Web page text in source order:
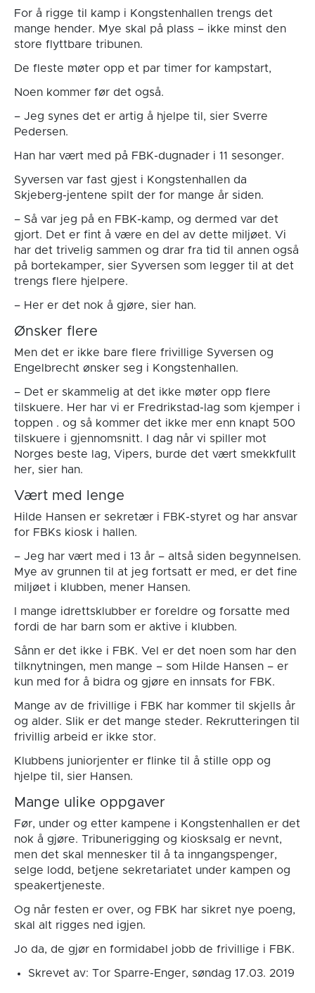
For å rigge til kamp i Kongstenhallen trengs det
mange hender. Mye skal på plass – ikke minst den
store flyttbare tribunen.
De fleste møter opp et par timer for kampstart,
Noen kommer før det også.
– Jeg synes det er artig å hjelpe til, sier Sverre
Pedersen.
Han har vært med på FBK-dugnader i 11 sesonger.
Syversen var fast gjest i Kongstenhallen da
Skjeberg-jentene spilt der for mange år siden.
– Så var jeg på en FBK-kamp, og dermed var det
gjort. Det er fint å være en del av dette miljøet. Vi
har det trivelig sammen og drar fra tid til annen også
på bortekamper, sier Syversen som legger til at det
trengs flere hjelpere.
– Her er det nok å gjøre, sier han.
Ønsker flere
Men det er ikke bare flere frivillige Syversen og
Engelbrecht ønsker seg i Kongstenhallen.
– Det er skammelig at det ikke møter opp flere
tilskuere. Her har vi er Fredrikstad-lag som kjemper i
toppen . og så kommer det ikke mer enn knapt 500
tilskuere i gjennomsnitt. I dag når vi spiller mot
Norges beste lag, Vipers, burde det vært smekkfullt
her, sier han.
Vært med lenge
Hilde Hansen er sekretær i FBK-styret og har ansvar
for FBKs kiosk i hallen.
– Jeg har vært med i 13 år – altså siden begynnelsen.
Mye av grunnen til at jeg fortsatt er med, er det fine
miljøet i klubben, mener Hansen.
I mange idrettsklubber er foreldre og forsatte med
fordi de har barn som er aktive i klubben.
Sånn er det ikke i FBK. Vel er det noen som har den
tilknytningen, men mange – som Hilde Hansen – er
kun med for å bidra og gjøre en innsats for FBK.
Mange av de frivillige i FBK har kommer til skjells år
og alder. Slik er det mange steder. Rekrutteringen til
frivillig arbeid er ikke stor.
Klubbens juniorjenter er flinke til å stille opp og
hjelpe til, sier Hansen.
Mange ulike oppgaver
Før, under og etter kampene i Kongstenhallen er det
nok å gjøre. Tribunerigging og kiosksalg er nevnt,
men det skal mennesker til å ta inngangspenger,
selge lodd, betjene sekretariatet under kampen og
speakertjeneste.
Og når festen er over, og FBK har sikret nye poeng,
skal alt rigges ned igjen.
Jo da, de gjør en formidabel jobb de frivillige i FBK.
Skrevet av: Tor Sparre-Enger, søndag 17.03. 2019